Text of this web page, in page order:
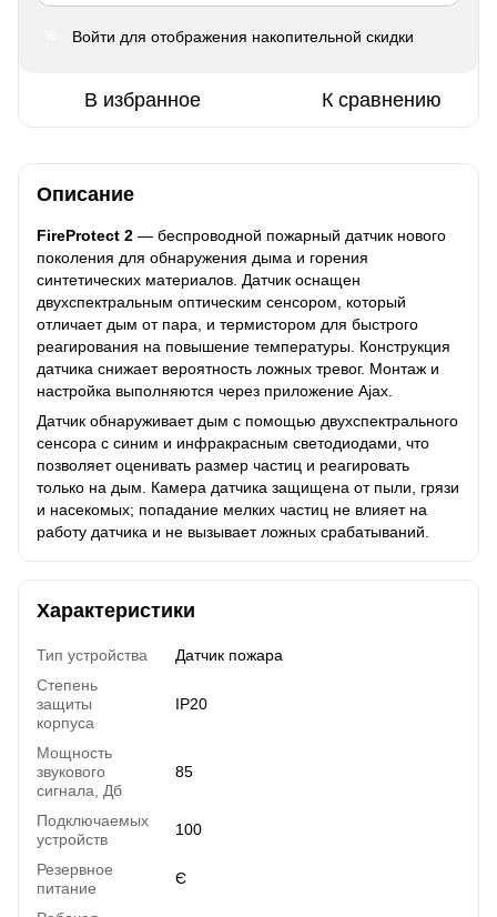
Войти для отображения накопительной скидки
В избранное К сравнению
Описание
FireProtect 2 — беспроводной пожарный датчик нового
поколения для обнаружения дыма и горения
синтетических материалов. Датчик оснащен
двухспектральным оптическим сенсором, который
отличает дым от пара, и термистором для быстрого
реагирования на повышение температуры. Конструкция
датчика снижает вероятность ложных тревог. Монтаж и
настройка выполняются через приложение Ajax.
Датчик обнаруживает дым с помощью двухспектрального
сенсора с синим и инфракрасным светодиодами, что
позволяет оценивать размер частиц и реагировать
только на дым. Камера датчика защищена от пыли, грязи
и насекомых; попадание мелких частиц не влияет на
работу датчика и не вызывает ложных срабатываний.
Характеристики
Тип устройства
Датчик пожара
Степень
защиты
корпуса
IP20
Мощность
звукового
сигнала, Дб
85
Подключаемых
устройств
100
Резервное
питание
Є